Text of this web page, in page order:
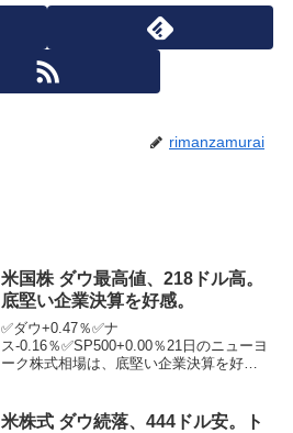
rimanzamurai
米国株 ダウ最高値、218ドル高。
底堅い企業決算を好感。
✅ダウ+0.47％✅ナ
ス-0.16％✅SP500+0.00％21日のニューヨ
ーク株式相場は、底堅い企業決算を好感
万株増の10億6078万株。米工業・事務製
米株式 ダウ続落、444ドル安。ト